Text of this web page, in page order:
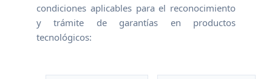
condiciones aplicables para el reconocimiento
y trámite de garantías en productos
tecnológicos: